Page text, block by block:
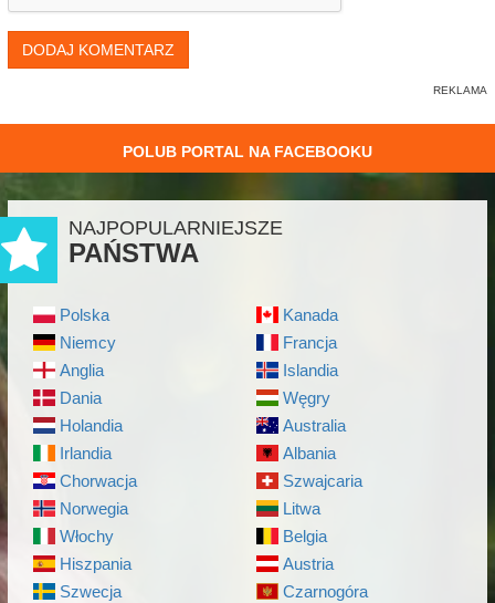
DODAJ KOMENTARZ
POLUB PORTAL NA FACEBOOKU
NAJPOPULARNIEJSZE
PAŃSTWA
Polska
Niemcy
Anglia
Dania
Holandia
Irlandia
Chorwacja
Norwegia
Włochy
Hiszpania
Szwecja
Kanada
Francja
Islandia
Węgry
Australia
Albania
Szwajcaria
Litwa
Belgia
Austria
Czarnogóra